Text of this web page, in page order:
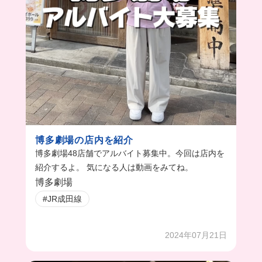
博多劇場の店内を紹介
博多劇場48店舗でアルバイト募集中。今回は店内を
紹介するよ。 気になる人は動画をみてね。
博多劇場
#JR成田線
2024年07月21日